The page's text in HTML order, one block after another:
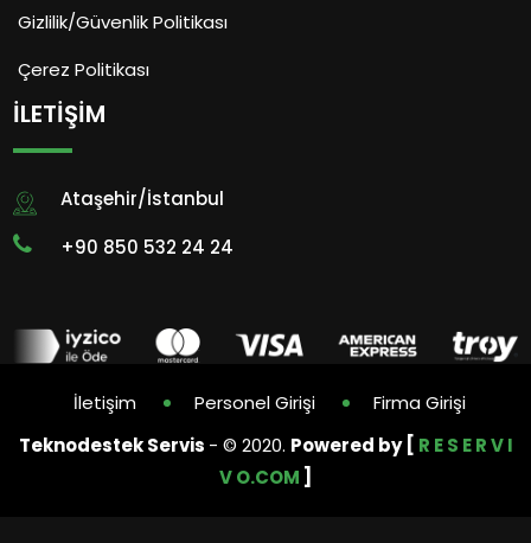
Gizlilik/Güvenlik Politikası
Çerez Politikası
İLETIŞIM
Ataşehir/İstanbul
+90 850 532 24 24
İletişim Personel Girişi
Firma Girişi
Teknodestek Servis - © 2020. Powered by [ R E S E R V I
V O.COM ]